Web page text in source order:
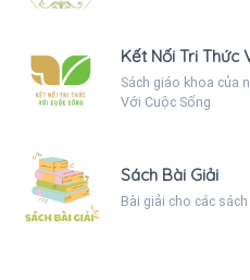
Kết Nối Tri Thức
Sách giáo khoa của
Với Cuộc Sống
Sách Bài Giải
Bài giải cho các